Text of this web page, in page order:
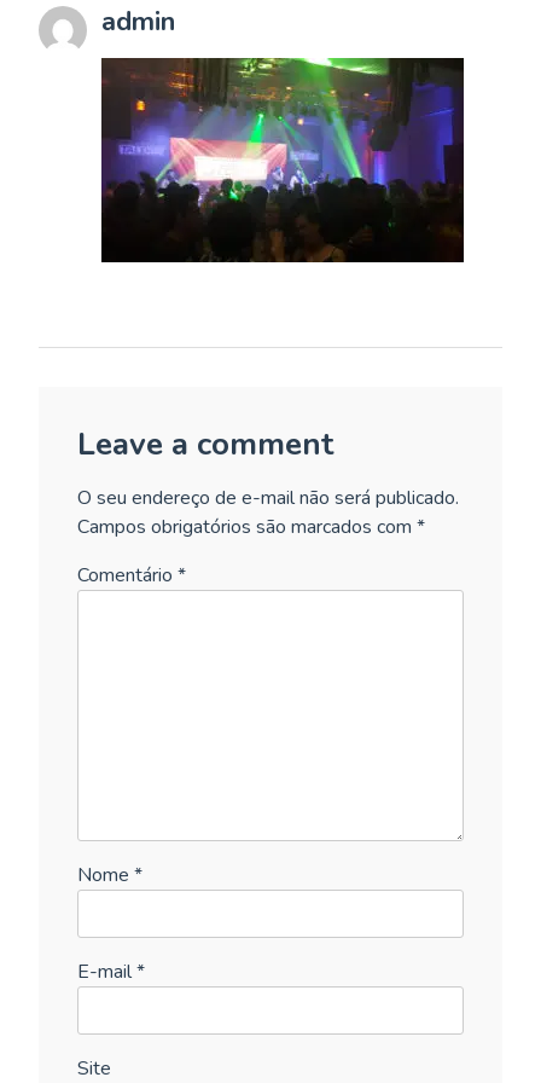
admin
Leave a comment
O seu endereço de e-mail não será publicado.
Campos obrigatórios são marcados com *
Comentário *
Nome *
E-mail*
Site